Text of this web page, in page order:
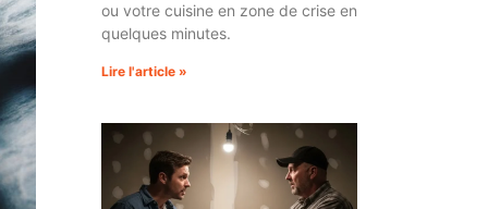
ou votre cuisine en zone de crise en
quelques minutes.
Lire l'article »